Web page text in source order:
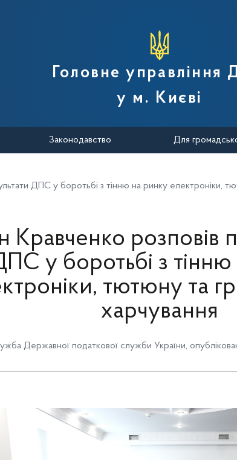
податкової служби
Головне управління
у м. Києві
Законодавство Для
ДПС у боротьбі з тінню на ринку електроніки,
Кравченко розповів
у боротьбі з
тютюну та
харчування
Державної податкової служби України,